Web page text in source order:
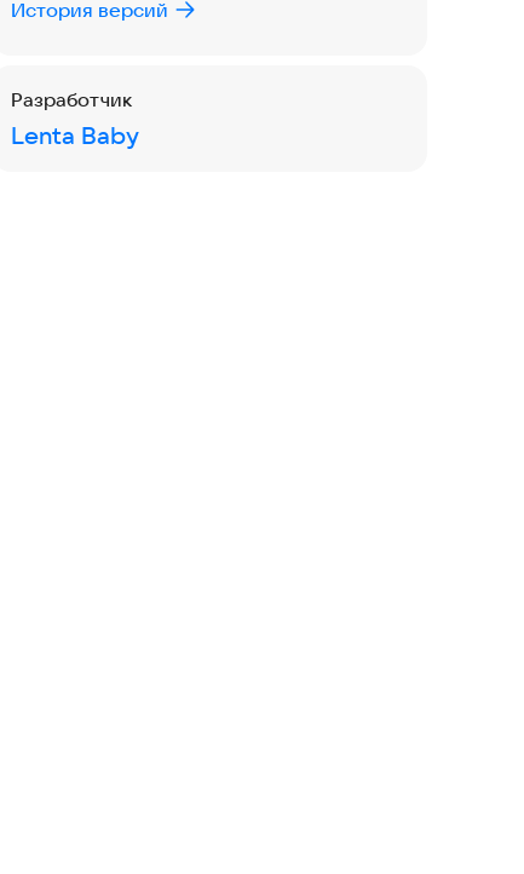
История версий
Разработчик
Lenta Baby